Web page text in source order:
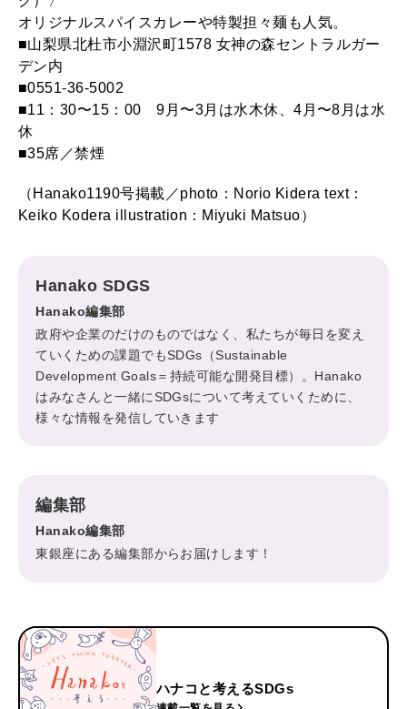
オリジナルスパイスカレーや特製担々麺も人気。
■山梨県北杜市小淵沢町1578 女神の森セントラルガー
デン内
■0551-36-5002
■11：30〜15：00 9月〜3月は水木休、4月〜8月は水
休
■35席／禁煙
（Hanako1190号掲載／photo：Norio Kidera text：
Keiko Kodera illustration：Miyuki Matsuo）
Hanako SDGS
Hanako編集部
政府や企業のだけのものではなく、私たちが毎日を変え
ていくための課題でもSDGs（Sustainable
Development Goals＝持続可能な開発目標）。Hanako
はみなさんと一緒にSDGsについて考えていくために、
様々な情報を発信していきます
編集部
Hanako編集部
東銀座にある編集部からお届けします！
ハナコと考えるSDGs